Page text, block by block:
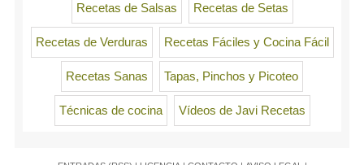
Recetas de Salsas Recetas de Setas
Recetas de Verduras Recetas Fáciles y Cocina Fácil
Recetas Sanas Tapas, Pinchos y Picoteo
Técnicas de cocina Vídeos de Javi Recetas